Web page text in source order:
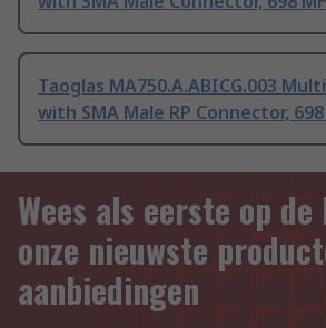
Taoglas MA750.A.ABICG.003
with SMA Male RP Connector, 698
Wees als eerste op
onze nieuwste
aanbiedingen